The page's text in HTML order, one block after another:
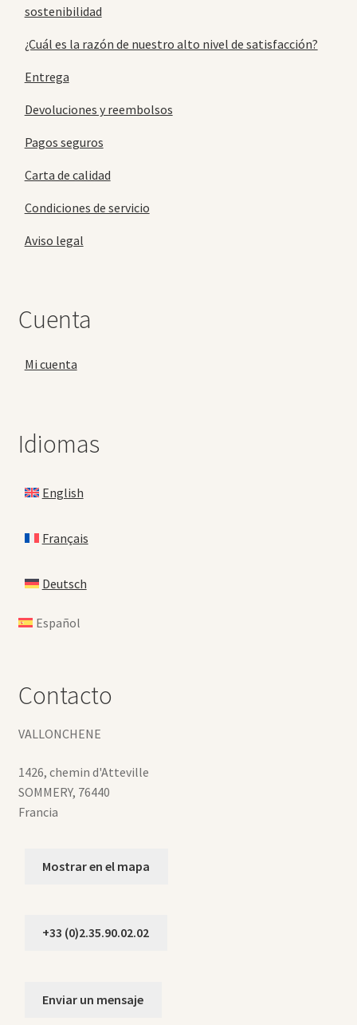
sostenibilidad
¿Cuál es la razón de nuestro alto nivel de satisfacción?
Entrega
Devoluciones y reembolsos
Pagos seguros
Carta de calidad
Condiciones de servicio
Aviso legal
Cuenta
Mi cuenta
Idiomas
English
Français
Deutsch
Español
Contacto
VALLONCHENE
1426, chemin d'Atteville
SOMMERY, 76440
Francia
Mostrar en el mapa
+33 (0)2.35.90.02.02
Enviar un mensaje